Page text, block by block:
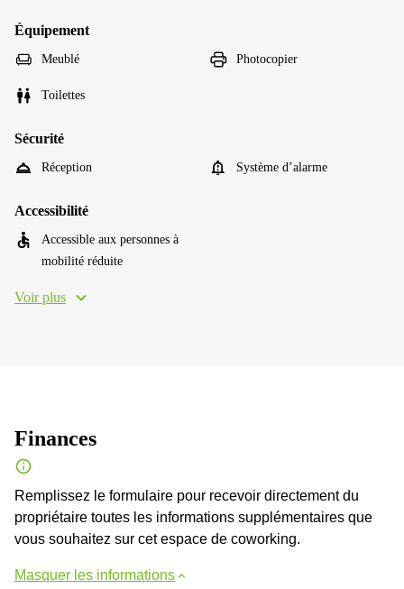
Équipement
Meublé Photocopier
Toilettes
Sécurité
Réception Système d’alarme
Accessibilité
Accessible aux personnes à
mobilité réduite
Voir plus
Finances
Remplissez le formulaire pour recevoir directement du
propriétaire toutes les informations supplémentaires que
vous souhaitez sur cet espace de coworking.
Masquer les informations